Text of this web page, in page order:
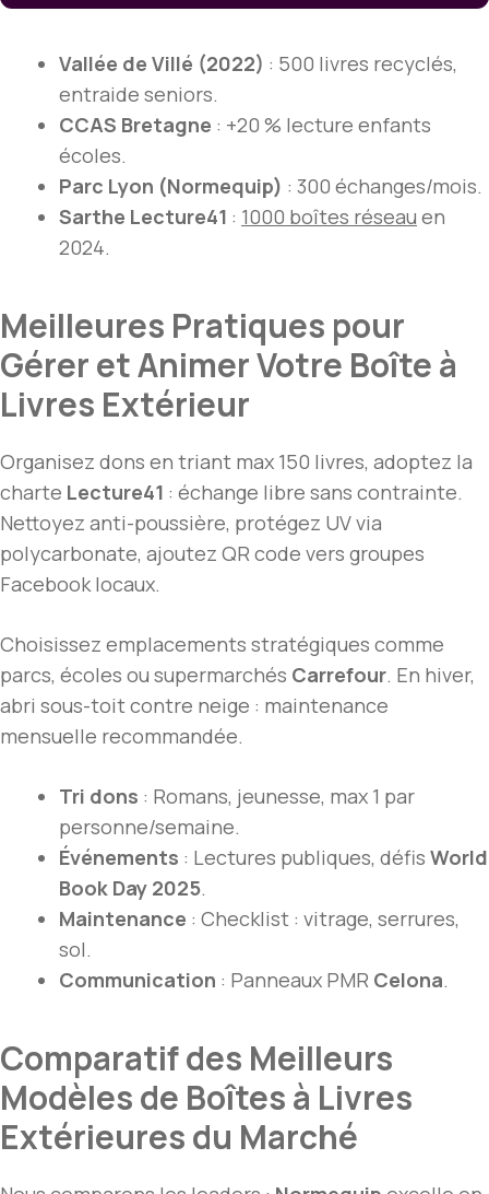
Vallée de Villé (2022) : 500 livres recyclés,
entraide seniors.
CCAS Bretagne : +20 % lecture enfants
écoles.
Parc Lyon (Normequip) : 300 échanges/mois.
Sarthe Lecture41 : 1000 boîtes réseau en
2024.
Meilleures Pratiques pour
Gérer et Animer Votre Boîte à
Livres Extérieur
Organisez dons en triant max 150 livres, adoptez la
charte Lecture41 : échange libre sans contrainte.
Nettoyez anti-poussière, protégez UV via
polycarbonate, ajoutez QR code vers groupes
Facebook locaux.
Choisissez emplacements stratégiques comme
parcs, écoles ou supermarchés Carrefour. En hiver,
abri sous-toit contre neige : maintenance
mensuelle recommandée.
Tri dons : Romans, jeunesse, max 1 par
personne/semaine.
Événements : Lectures publiques, défis World
Book Day 2025.
Maintenance : Checklist : vitrage, serrures,
sol.
Communication : Panneaux PMR Celona.
Comparatif des Meilleurs
Modèles de Boîtes à Livres
Extérieures du Marché